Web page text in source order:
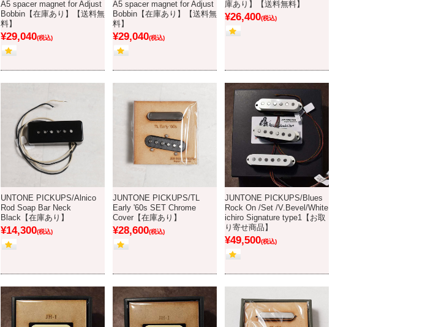
A5 spacer magnet for Adjust
Bobbin【在庫あり】【送料無
料】
¥29,040(税込)
A5 spacer magnet for Adjust
Bobbin【在庫あり】【送料無
料】
¥29,040(税込)
庫あり】【送料無料】
¥26,400(税込)
UNTONE PICKUPS/Alnico
Rod Soap Bar Neck
Black【在庫あり】
¥14,300(税込)
JUNTONE PICKUPS/TL
Early '60s SET Chrome
Cover【在庫あり】
¥28,600(税込)
JUNTONE PICKUPS/Blues
Rock On /Set /V.Bevel/White
ichiro Signature type1【お取
り寄せ商品】
¥49,500(税込)